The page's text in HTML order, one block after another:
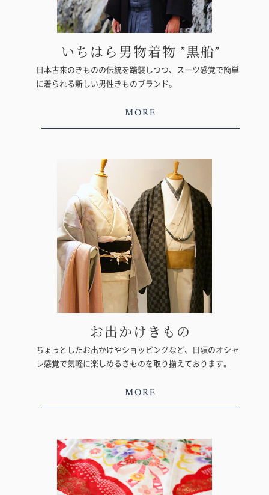
いちはら男物着物 ”黒船”
日本古来のきものの伝統を踏襲しつつ、スーツ感覚で簡単
に着られる新しい男性きものブランド。
MORE
お出かけきもの
ちょっとしたお出かけやショッピングなど、日頃のオシャ
レ感覚で気軽に楽しめるきものを取り揃えております。
MORE